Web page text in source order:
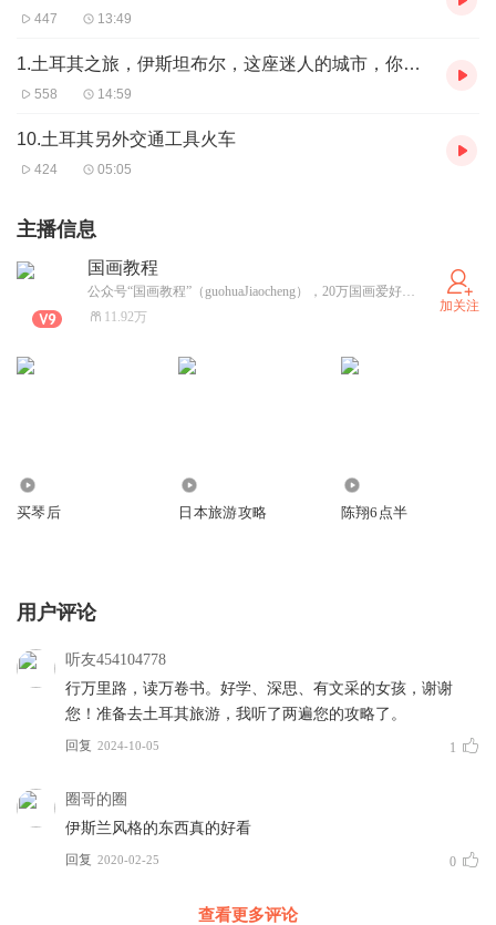
447 13:49
1.土耳其之旅，伊斯坦布尔，这座迷人的城市，你去了就会喜欢上它
558 14:59
10.土耳其另外交通工具火车
424 05:05
主播信息
国画教程
公众号“国画教程”（guohuaJiaocheng），20万国画爱好者聚集的地方, 微号18463397410，欢迎一起分享学习～
11.92万
加关注
买琴后 日本旅游攻略 陈翔6点半
用户评论
听友454104778
行万里路，读万卷书。好学、深思、有文采的女孩，谢谢
您！准备去土耳其旅游，我听了两遍您的攻略了。
回复 2024-10-05 1
圈哥的圈
伊斯兰风格的东西真的好看
回复 2020-02-25 0
查看更多评论